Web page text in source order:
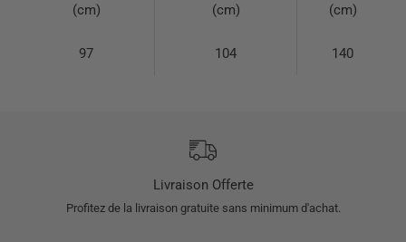
(cm)
(cm)
(cm)
97 104 140
Livraison Offerte
Profitez de la livraison gratuite sans minimum d'achat.